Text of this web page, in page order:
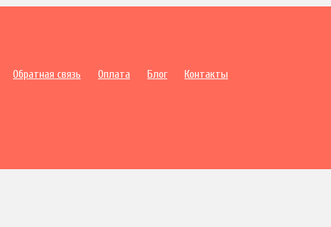
Обратная связь Оплата Блог Контакты